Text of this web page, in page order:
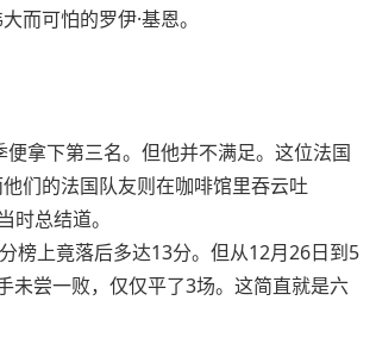
而可怕的罗伊·基恩。
拿下第三名。但他并不满足。这位法国
们的法国队友则在咖啡馆里吞云吐
总结道。
榜上竟落后多达13分。但从12月26日到5
未尝一败，仅仅平了3场。这简直就是六